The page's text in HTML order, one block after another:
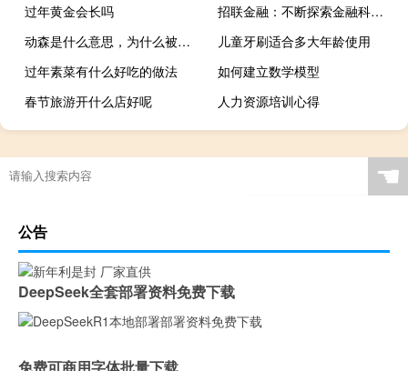
过年黄金会长吗
招联金融：不断探索金融科技 应对消费金融行业发展新挑战
动森是什么意思，为什么被禁了什么梗
儿童牙刷适合多大年龄使用
过年素菜有什么好吃的做法
如何建立数学模型
春节旅游开什么店好呢
人力资源培训心得
☚
公告
DeepSeek全套部署资料免费下载
免费可商用字体批量下载